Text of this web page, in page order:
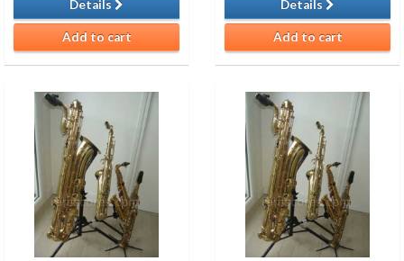
Details
Add to cart
Details
Add to cart